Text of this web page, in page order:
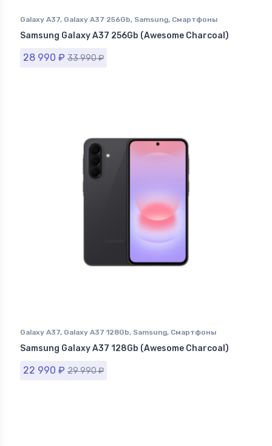
Galaxy A37, Galaxy A37 256Gb, Samsung, Смартфоны
Samsung в Ставрополе
Samsung Galaxy A37 256Gb (Awesome Charcoal)
28 990 ₽ 33 990₽
Galaxy A37, Galaxy A37 128Gb, Samsung, Смартфоны
Samsung в Ставрополе
Samsung Galaxy A37 128Gb (Awesome Charcoal)
22 990 ₽ 29 990₽